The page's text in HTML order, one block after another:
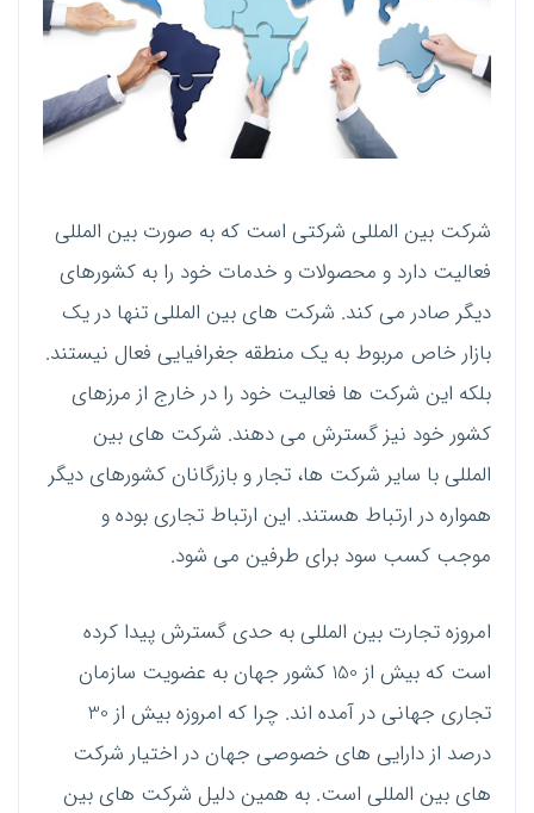
شرکت بین المللی شرکتی است که به صورت بین المللی
فعالیت دارد و محصولات و خدمات خود را به کشورهای
دیگر صادر می کند. شرکت های بین المللی تنها در یک
بازار خاص مربوط به یک منطقه جغرافیایی فعال نیستند.
بلکه این شرکت ها فعالیت خود را در خارج از مرزهای
کشور خود نیز گسترش می دهند. شرکت های بین
المللی با سایر شرکت ها، تجار و بازرگانان کشورهای دیگر
همواره در ارتباط هستند. این ارتباط تجاری بوده و
موجب کسب سود برای طرفین می شود.
امروزه تجارت بین المللی به حدی گسترش پیدا کرده
است که بیش از 150 کشور جهان به عضویت سازمان
تجاری جهانی در آمده اند. چرا که امروزه بیش از 30
درصد از دارایی های خصوصی جهان در اختیار شرکت
های بین المللی است. به همین دلیل شرکت های بین